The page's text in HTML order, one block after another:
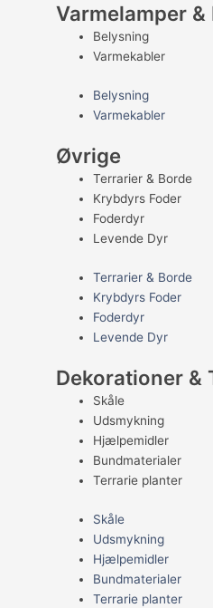
Varmelamper
Belysning
Varmekabler
Belysning
Varmekabler
Øvrige
Terrarier & Borde
Krybdyrs Foder
Foderdyr
Levende Dyr
Terrarier & Borde
Krybdyrs Foder
Foderdyr
Levende Dyr
Dekorationer &
Skåle
Udsmykning
Hjælpemidler
Bundmaterialer
Terrarie planter
Skåle
Udsmykning
Hjælpemidler
Bundmaterialer
Terrarie planter